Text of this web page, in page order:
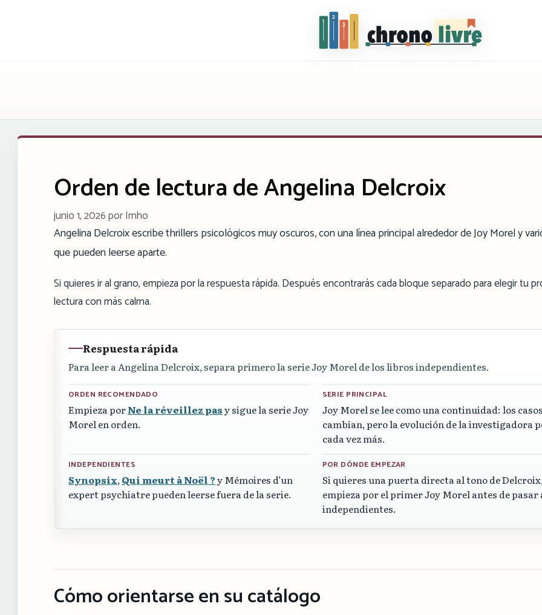
Chronolivre
Orden de lectura de Angelina Delcroix
junio 1, 2026porImho
Angelina Delcroix escribe thrillers psicológicos muy oscuros, con una línea principal alrededor de Joy Morel y
que pueden leerse aparte.
Si quieres ir al grano, empieza por la respuesta rápida. Después encontrarás cada bloque separado para elegir tu
lectura con más calma.
Respuesta rápida
Para leer a Angelina Delcroix, separa primero la serie Joy Morel de los libros independientes.
ORDEN RECOMENDADO
Empieza porNe la réveillez pasy sigue la serie Joy
Morel en orden.
SERIE PRINCIPAL
Joy Morel se lee como una continuidad: los
cambian, pero la evolución de la investigadora
cada vez más.
INDEPENDIENTES
Synopsix,Qui meurt à Noël ?y Mémoires d’un
expert psychiatre pueden leerse fuera de la serie.
POR DÓNDE EMPEZAR
Si quieres una puerta directa al tono de
empieza por el primer Joy Morel antes de pasar
independientes.
Cómo orientarse en su catálogo